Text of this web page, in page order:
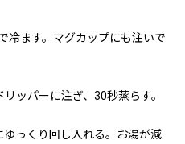
冷ます。マグカップにも注いで
ッパーに注ぎ、30秒蒸らす。
っくり回し入れる。お湯が減